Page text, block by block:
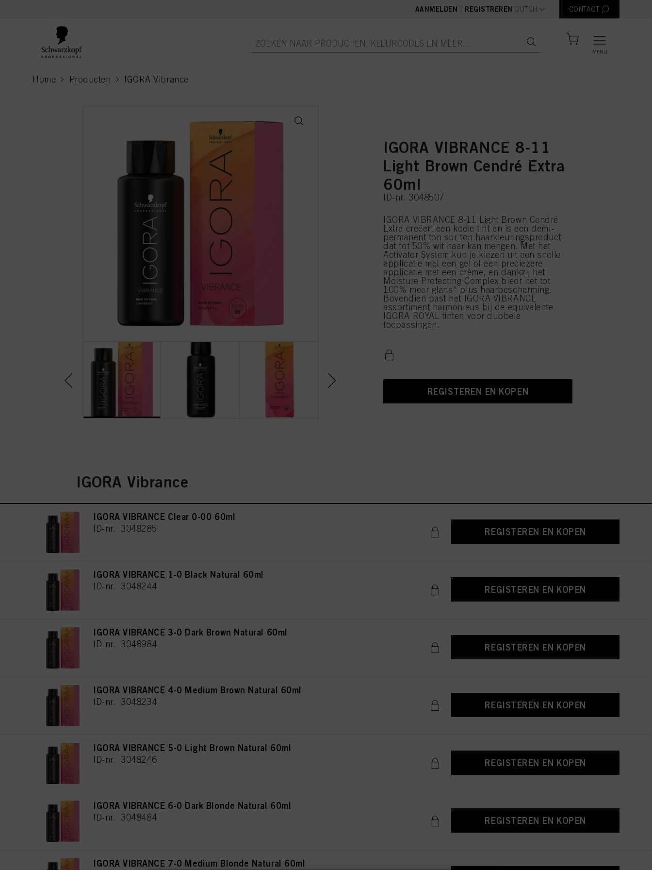
AANMELDEN REGISTREREN text.language
DUTCH CONTACT
MENU
Home Producten IGORA Vibrance
current page
IGORA VIBRANCE 8-11
Light Brown Cendré Extra
60ml
ID-nr. 3048507
IGORA VIBRANCE 8-11 Light Brown Cendré
Extra creëert een koele tint en is een demi-
permanent ton sur ton haarkleuringsproduct
dat tot 50% wit haar kan mengen. Met het
Activator System kun je kiezen uit een snelle
applicatie met een gel of een preciezere
applicatie met een crème, en dankzij het
Moisture Protecting Complex biedt het tot
100% meer glans* plus haarbescherming.
Bovendien past het IGORA VIBRANCE
assortiment harmonieus bij de equivalente
IGORA ROYAL tinten voor dubbele
toepassingen.
REGISTEREN EN KOPEN
IGORA Vibrance
IGORA VIBRANCE Clear 0-00 60ml
ID-nr. 3048285 REGISTEREN EN KOPEN
IGORA VIBRANCE 1-0 Black Natural 60ml
ID-nr. 3048244 REGISTEREN EN KOPEN
IGORA VIBRANCE 3-0 Dark Brown Natural 60ml
ID-nr. 3048984 REGISTEREN EN KOPEN
IGORA VIBRANCE 4-0 Medium Brown Natural 60ml
ID-nr. 3048234 REGISTEREN EN KOPEN
IGORA VIBRANCE 5-0 Light Brown Natural 60ml
ID-nr. 3048246 REGISTEREN EN KOPEN
IGORA VIBRANCE 6-0 Dark Blonde Natural 60ml
ID-nr. 3048484 REGISTEREN EN KOPEN
IGORA VIBRANCE 7-0 Medium Blonde Natural 60ml